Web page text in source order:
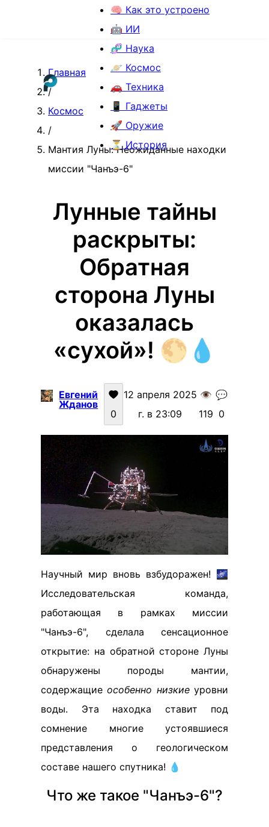
🧠 Как это устроено
🤖 ИИ
🧬 Наука
🪐 Космос
🚗 Техника
📱 Гаджеты
🚀 Оружие
⏳ История
Главная
/
Космос
/
Мантия Луны: Неожиданные находки
миссии "Чанъэ-6"
Лунные тайны
раскрыты:
Обратная
сторона Луны
оказалась
«сухой»! 🌕💧
Евгений
Жданов
0
12 апреля 2025
г. в 23:09
👁️
119
💬
0
Научный мир вновь взбудоражен! 🌌
Исследовательская команда,
работающая в рамках миссии
"Чанъэ-6", сделала сенсационное
открытие: на обратной стороне Луны
обнаружены породы мантии,
содержащиеособенно низкиеуровни
воды. Эта находка ставит под
сомнение многие устоявшиеся
представления о геологическом
составе нашего спутника! 💧
Что же такое "Чанъэ-6"?